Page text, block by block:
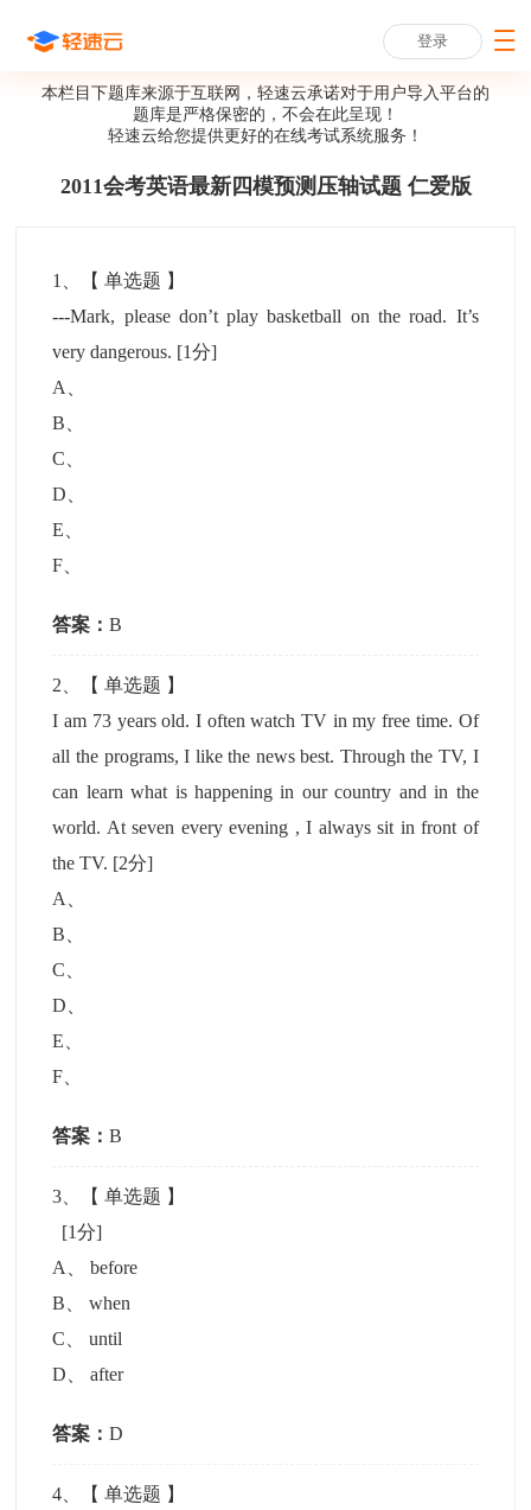
登录
本栏目下题库来源于互联网，轻速云承诺对于用户导入平台的
题库是严格保密的，不会在此呈现！
轻速云给您提供更好的在线考试系统服务！
2011会考英语最新四模预测压轴试题 仁爱版
1 、【单选题 】
---Mark, please don’t play basketball on the road. It’s
very dangerous. [1分]
A
B
C
D
E
F
答案：B
2 、【单选题 】
I am 73 years old. I often watch TV in my free time. Of
all the programs, I like the news best. Through the TV, I
can learn what is happening in our country and in the
world. At seven every evening , I always sit in front of
the TV. [2分]
A
B
C
D
E
F
答案：B
3 、【单选题 】
[1分]
A
、before
B 、when
C 、until
D 、after
答案：D
4 、【单选题 】